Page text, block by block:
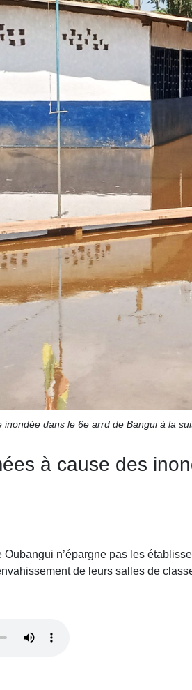
inondée dans le 6e arrd de Bangui à la
à cause des
Oubangui n’épargne pas les
de leurs salles de